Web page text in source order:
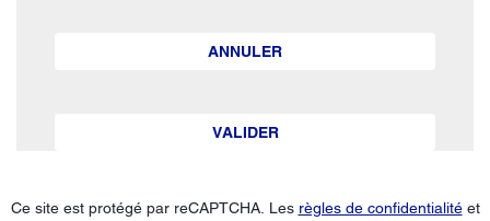
ANNULER
VALIDER
Ce site est protégé par reCAPTCHA. Les règles de confidentialitéet